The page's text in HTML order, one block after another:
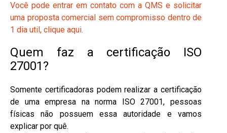
Você pode entrar em contato com a QMS e solicitar
uma proposta comercial sem compromisso dentro de
1 dia util, clique aqui.
Quem faz a certificação ISO
27001?
Somente certificadoras podem realizar a certificação
de uma empresa na norma ISO 27001, pessoas
físicas não possuem essa autoridade e vamos
explicar por quê.